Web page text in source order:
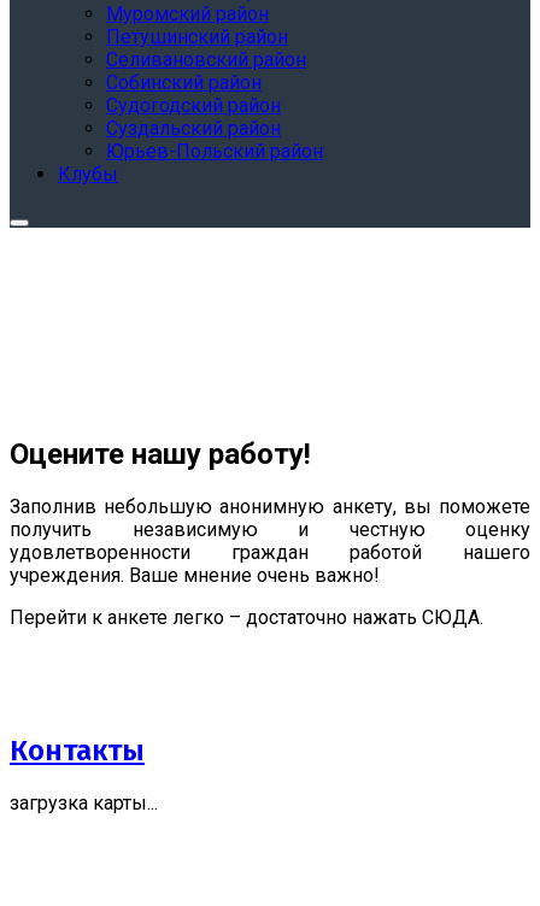
Муромский район
Петушинский район
Селивановский район
Собинский район
Судогодский район
Суздальский район
Юрьев-Польский район
Клубы
Оцените нашу работу!
Заполнив небольшую анонимную анкету, вы поможете
получить независимую и честную оценку
удовлетворенности граждан работой нашего
учреждения. Ваше мнение очень важно!
Перейти к анкете легко – достаточно нажать СЮДА.
Контакты
загрузка карты...